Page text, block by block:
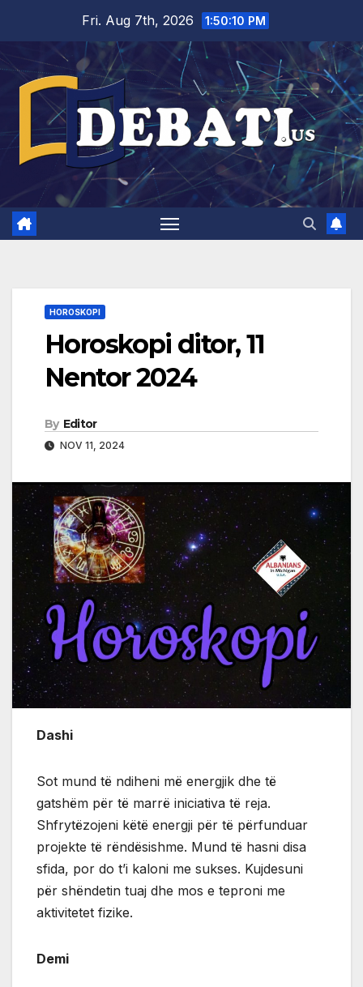
content
Fri. Aug 7th, 2026 1:50:11 PM
HOROSKOPI
Horoskopi ditor, 11
Nentor 2024
By Editor
NOV 11, 2024
Dashi
Sot mund të ndiheni më energjik dhe të
gatshëm për të marrë iniciativa të reja.
Shfrytëzojeni këtë energji për të përfunduar
projekte të rëndësishme. Mund të hasni disa
sfida, por do t’i kaloni me sukses. Kujdesuni
për shëndetin tuaj dhe mos e teproni me
aktivitetet fizike.
Demi